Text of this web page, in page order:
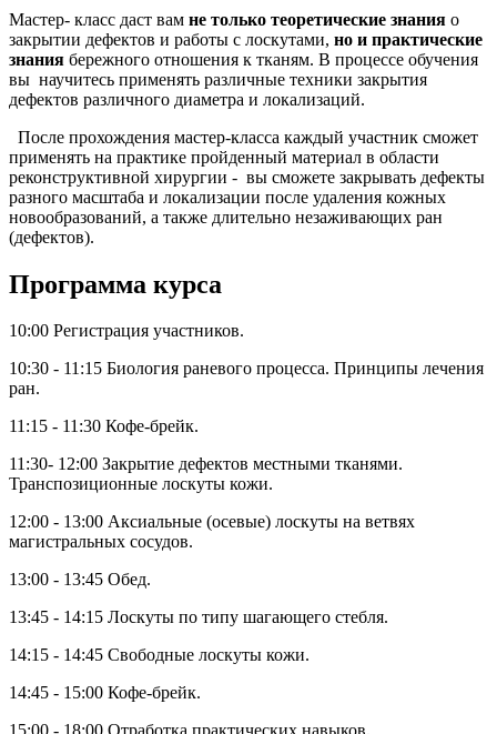
Мастер- класс даст вам не только теоретические знания о
закрытии дефектов и работы с лоскутами, но и практические
знания бережного отношения к тканям. В процессе обучения
вы научитесь применять различные техники закрытия
дефектов различного диаметра и локализаций.
После прохождения мастер-класса каждый участник сможет
применять на практике пройденный материал в области
реконструктивной хирургии - вы сможете закрывать дефекты
разного масштаба и локализации после удаления кожных
новообразований, а также длительно незаживающих ран
(дефектов).
Программа курса
10:00 Регистрация участников.
10:30 - 11:15 Биология раневого процесса. Принципы лечения
ран.
11:15 - 11:30 Кофе-брейк.
11:30- 12:00 Закрытие дефектов местными тканями.
Транспозиционные лоскуты кожи.
12:00 - 13:00 Аксиальные (осевые) лоскуты на ветвях
магистральных сосудов.
13:00 - 13:45 Обед.
13:45 - 14:15 Лоскуты по типу шагающего стебля.
14:15 - 14:45 Свободные лоскуты кожи.
14:45 - 15:00 Кофе-брейк.